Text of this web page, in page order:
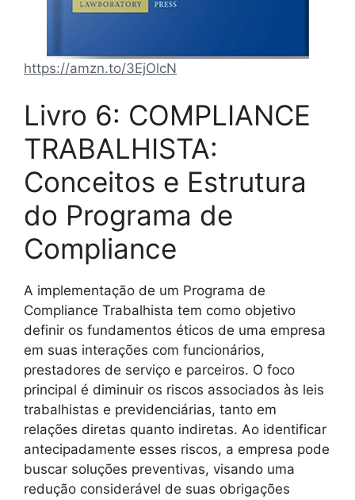
https://amzn.to/3EjOlcN
Livro 6: COMPLIANCE
TRABALHISTA:
Conceitos e Estrutura
do Programa de
Compliance
A implementação de um Programa de
Compliance Trabalhista tem como objetivo
definir os fundamentos éticos de uma empresa
em suas interações com funcionários,
prestadores de serviço e parceiros. O foco
principal é diminuir os riscos associados às leis
trabalhistas e previdenciárias, tanto em
relações diretas quanto indiretas. Ao identificar
antecipadamente esses riscos, a empresa pode
buscar soluções preventivas, visando uma
redução considerável de suas obrigações